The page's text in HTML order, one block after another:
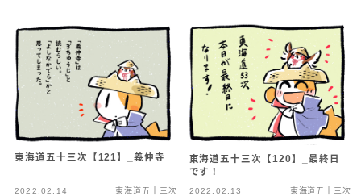
東海道五十三次【121】_義仲寺
2022.02.14 東海道五十三次
東海道五十三次【120】_最終日
です！
2022.02.13 東海道五十三次